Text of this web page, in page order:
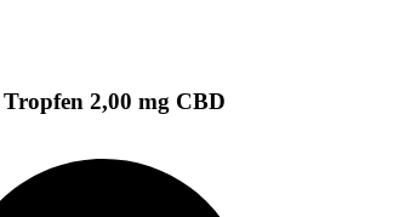
2,00 mg CBD